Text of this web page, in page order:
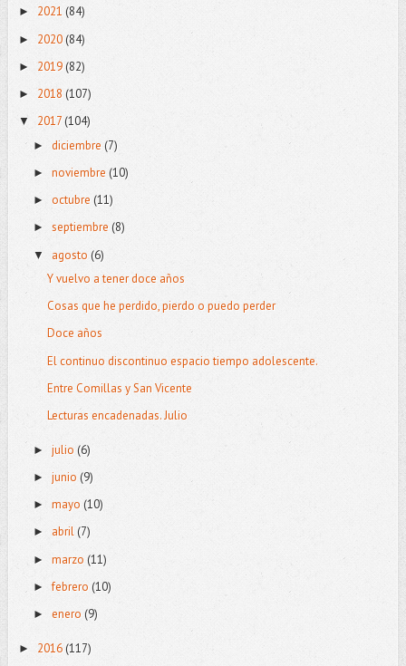
► 2021 (84)
► 2020(84)
► 2019(82)
► 2018 (107)
▼ 2017(104)
► diciembre (7)
► noviembre (10)
► octubre (11)
► septiembre (8)
▼ agosto (6)
Y vuelvo a tener doce años
Cosas que he perdido, pierdo o puedo perder
Doce años
El continuo discontinuo espacio tiempo adolescente.
Entre Comillas y San Vicente
Lecturas encadenadas. Julio
► julio (6)
► junio (9)
► mayo (10)
► abril(7)
► marzo (11)
►febrero (10)
► enero (9)
► 2016(117)